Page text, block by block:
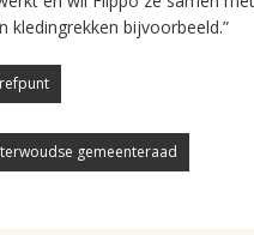
kledingrekken bijvoorbeeld.”
gemeenteraad